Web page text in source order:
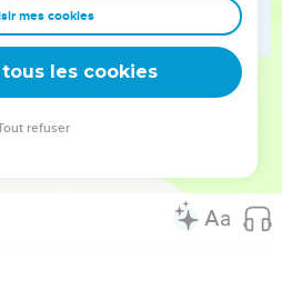
devoir être payé de retour ?
lui et pour lui : source, centre
la gloire à jamais ! Amen.
mes cookies
les cookies
refuser